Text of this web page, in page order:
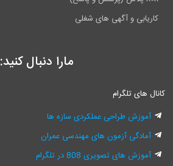
کاریابی و آگهی های شغلی
مارا دنبال کنید:
کانال های تلگرام
آموزش طراحی عملکردی سازه ها
آمادگی آزمون های مهندسی عمران
آموزش های تصویری 808 در تلگرام